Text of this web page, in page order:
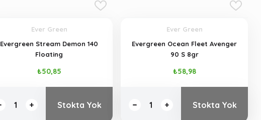
Ever Green
Evergreen Stream Demon 140
Floating
₺50,85
Stokta Yok
Ever Green
Evergreen Ocean Fleet Avenger
90 S 8gr
₺58,98
Stokta Yok